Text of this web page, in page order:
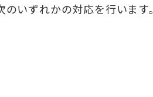
いずれかの対応を行います。